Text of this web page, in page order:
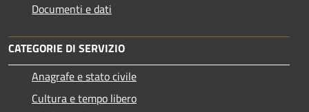
Documenti e dati
CATEGORIE DI SERVIZIO
Anagrafe e stato civile
Cultura e tempo libero